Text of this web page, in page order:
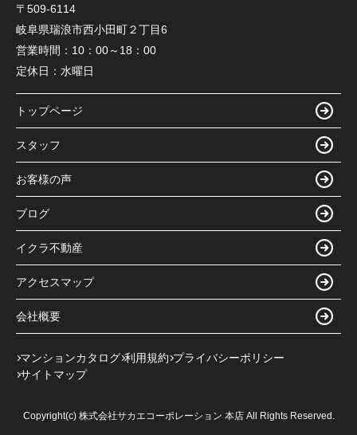
〒509-6114
岐阜県瑞浪市西小田町２丁目6
営業時間： 10：00～18：00
定休日： 水曜日
トップページ
スタッフ
お客様の声
ブログ
イクラ不動産
アクセスマップ
会社概要
マンションカタログ 利用規約 プライバシーポリシー
サイトマップ
Copyright(c) 株式会社サカエコーポレーション 本店 All Rights Reserved.